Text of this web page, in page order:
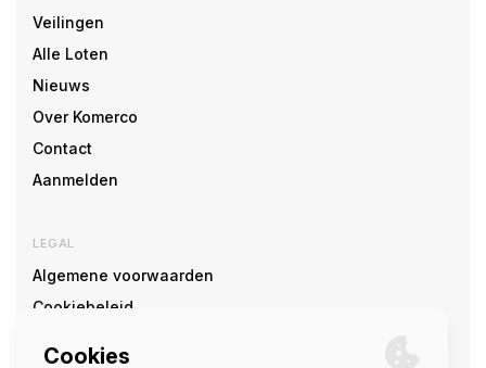
Veilingen
Alle Loten
Nieuws
Over Komerco
Contact
Aanmelden
LEGAL
Algemene voorwaarden
Cookiebeleid